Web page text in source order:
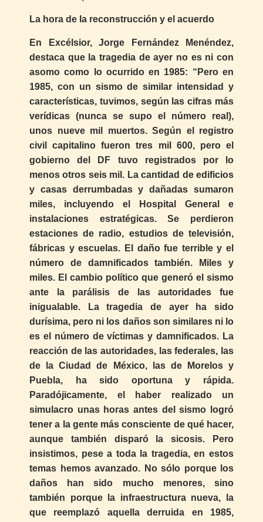
La hora de la reconstrucción y el acuerdo
En Excélsior, Jorge Fernández Menéndez,
destaca que la tragedia de ayer no es ni con
asomo como lo ocurrido en 1985: “Pero en
1985, con un sismo de similar intensidad y
características, tuvimos, según las cifras más
verídicas (nunca se supo el número real),
unos nueve mil muertos. Según el registro
civil capitalino fueron tres mil 600, pero el
gobierno del DF tuvo registrados por lo
menos otros seis mil. La cantidad de edificios
y casas derrumbadas y dañadas sumaron
miles, incluyendo el Hospital General e
instalaciones estratégicas. Se perdieron
estaciones de radio, estudios de televisión,
fábricas y escuelas. El daño fue terrible y el
número de damnificados también. Miles y
miles. El cambio político que generó el sismo
ante la parálisis de las autoridades fue
inigualable. La tragedia de ayer ha sido
durísima, pero ni los daños son similares ni lo
es el número de víctimas y damnificados. La
reacción de las autoridades, las federales, las
de la Ciudad de México, las de Morelos y
Puebla, ha sido oportuna y rápida.
Paradójicamente, el haber realizado un
simulacro unas horas antes del sismo logró
tener a la gente más consciente de qué hacer,
aunque también disparó la sicosis. Pero
insistimos, pese a toda la tragedia, en estos
temas hemos avanzado. No sólo porque los
daños han sido mucho menores, sino
también porque la infraestructura nueva, la
que reemplazó aquella derruida en 1985,